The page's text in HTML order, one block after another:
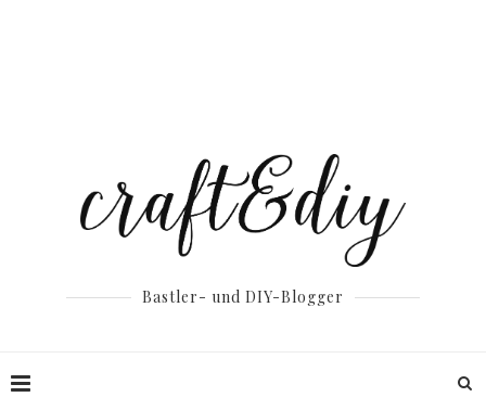
Bastler- und DIY-Blogger